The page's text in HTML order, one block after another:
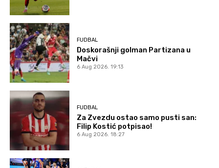
FUDBAL
Doskorašnji golman Partizana u
Mačvi
6 Aug 2026. 19:13
FUDBAL
Za Zvezdu ostao samo pusti san:
Filip Kostić potpisao!
6 Aug 2026. 18:27